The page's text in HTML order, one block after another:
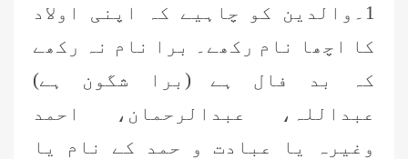
1۔والدین کو چاہیے کہ اپنی اولاد
کا اچھا نام رکھے۔ برا نام نہ رکھے
کہ بد فال ہے (برا شگون ہے)
عبداللہ، عبدالرحمان، احمد
وغیرہ یا عبادت و حمد کے نام یا